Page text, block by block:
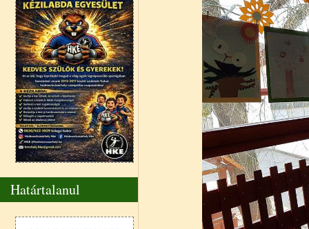
Határtalanul